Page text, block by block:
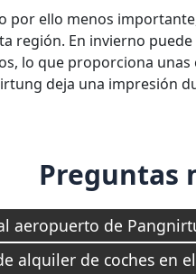
por ello menos
región. En invierno
lo que proporciona
deja una impresión
Preguntas
aeropuerto de
alquiler de coches en